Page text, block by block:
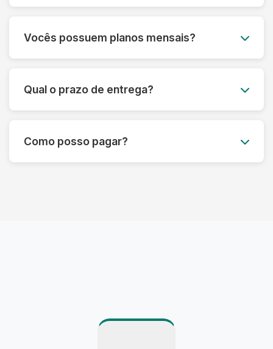
para você.
festa, ternos e roupas de couro. Também
lavamos edredons, tapetes, tênis e muito mais.
Vocês possuem planos mensais?
necessidades, com um ótimo custo-benefício.
Entre em contato para saber mais.
Qual o prazo de entrega?
Oferecemos também opções de lavagem
express.
Como posso pagar?